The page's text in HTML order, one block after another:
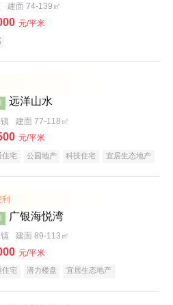
建面 74-139㎡
元/平米
远洋山水
建面 77-118㎡
元/平米
住宅 公园地产 科技住宅 宜居生态地产
广银海悦湾
建面 89-113㎡
元/平米
住宅 潜力楼盘 宜居生态地产